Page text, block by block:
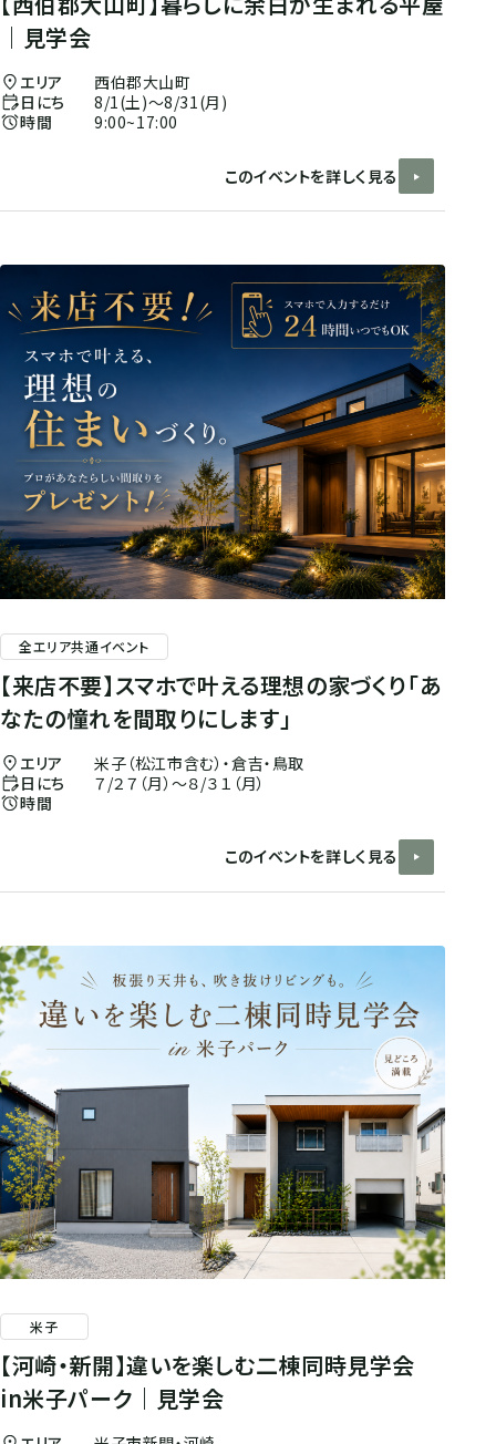
｜見学会
エリア
西伯郡大山町
日にち
8/1(土)〜8/31(月)
時間
9:00~17:00
このイベントを詳しく見る
全エリア共通イベント
【来店不要】スマホで叶える理想の家づくり「あ
なたの憧れを間取りにします」
エリア
米子（松江市含む）・倉吉・鳥取
日にち
７/２７（月）～８/３１（月）
時間
このイベントを詳しく見る
米子
【河崎・新開】違いを楽しむ二棟同時見学会
in米子パーク｜見学会